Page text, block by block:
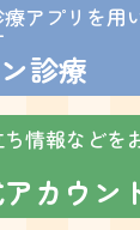
アプリを用
診療
情報などを
カウン